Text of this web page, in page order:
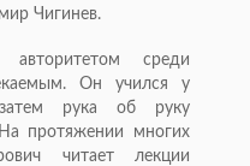
Чигинев.
авторитетом среди
Он учился у
рука об руку
протяжении многих
читает лекции